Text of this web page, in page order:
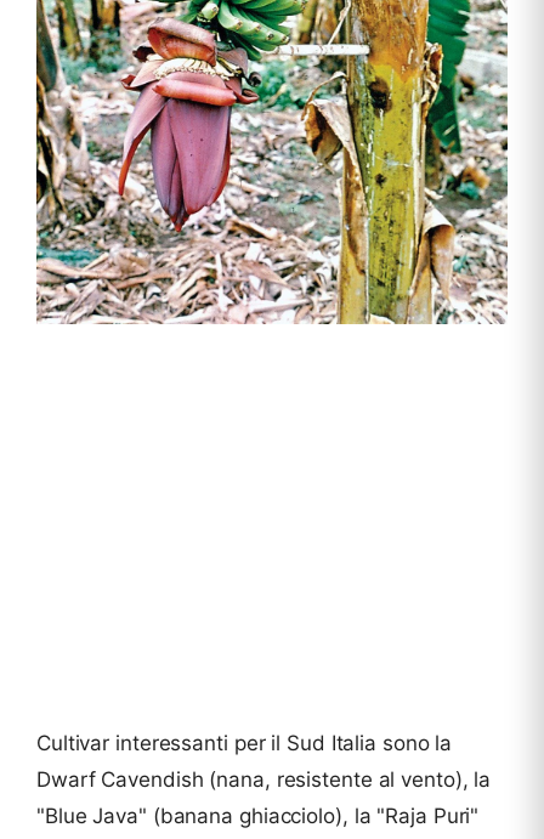
Cultivar interessanti per il Sud Italia sono la
Dwarf Cavendish (nana, resistente al vento), la
"Blue Java" (banana ghiacciolo), la "Raja Puri"